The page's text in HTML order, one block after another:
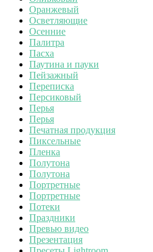
Оранжевый
Осветляющие
Осенние
Палитра
Пасха
Паутина и пауки
Пейзажный
Переписка
Персиковый
Перья
Перья
Печатная продукция
Пиксельные
Пленка
Полутона
Полутона
Портретные
Портретные
Потеки
Праздники
Превью видео
Презентация